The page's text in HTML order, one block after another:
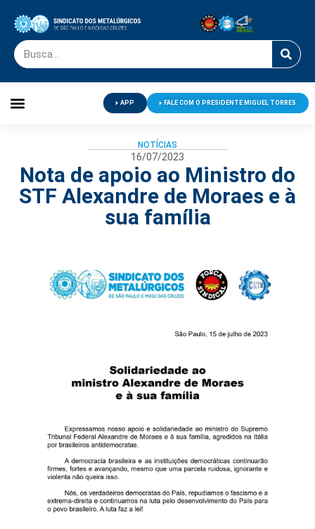
APP FALE COM O PRESIDENTE MIGUEL TORRES
NOTÍCIAS
16/07/2023
Nota de apoio ao Ministro do
STF Alexandre de Moraes e à
sua família